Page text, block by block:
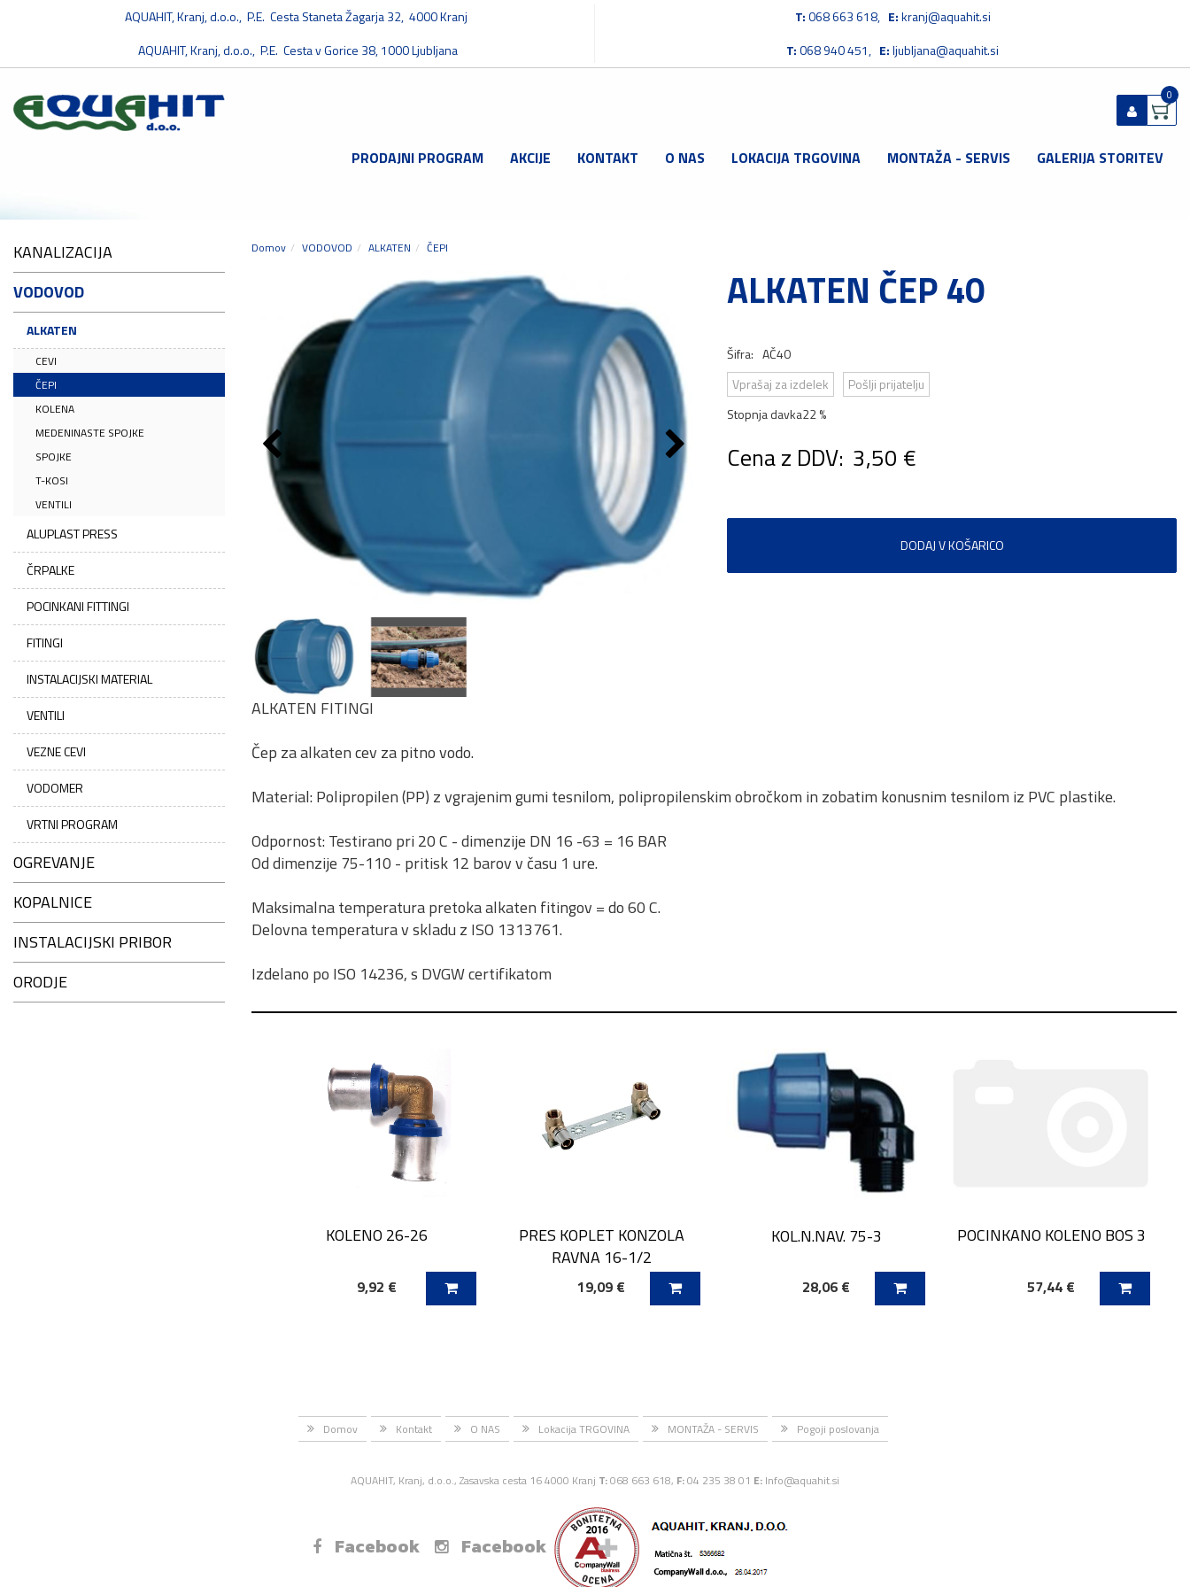
AQUAHIT, Kranj, d.o.o., P.E. Cesta Staneta Žagarja 32, 4000 Kranj
AQUAHIT, Kranj, d.o.o., P.E. Cesta v Gorice 38, 1000 Ljubljana
T:068 663 618, E:kranj@aquahit.si
T:068 940 451, E:ljubljana@aquahit.si
0
PRODAJNI PROGRAM AKCIJE KONTAKT O NAS LOKACIJA TRGOVINA MONTAŽA - SERVIS GALERIJA STORITEV
KANALIZACIJA
VODOVOD
ALKATEN
CEVI
ČEPI
KOLENA
MEDENINASTE SPOJKE
SPOJKE
T-KOSI
VENTILI
ALUPLAST PRESS
ČRPALKE
POCINKANI FITTINGI
FITINGI
INSTALACIJSKI MATERIAL
VENTILI
VEZNE CEVI
VODOMER
VRTNI PROGRAM
OGREVANJE
KOPALNICE
INSTALACIJSKI PRIBOR
ORODJE
Domov VODOVOD ALKATEN ČEPI
ALKATEN ČEP 40
Šifra: AČ40
Vprašaj za izdelek
Pošlji prijatelju
Stopnja davka22 %
Cena z DDV: 3,50 €
DODAJ V KOŠARICO
ALKATEN FITINGI
Čep za alkaten cev za pitno vodo.
Material: Polipropilen (PP) z vgrajenim gumi tesnilom, polipropilenskim obročkom in zobatim konusnim tesnilom iz PVC plastike.
Odpornost: Testirano pri 20 C - dimenzije DN 16 -63 = 16 BAR
Od dimenzije 75-110 - pritisk 12 barov v času 1 ure.
Maksimalna temperatura pretoka alkaten fitingov = do 60 C.
Delovna temperatura v skladu z ISO 1313761.
Izdelano po ISO 14236, s DVGW certifikatom
KOLENO 26-26
9,92 €
DODAJ V KOŠARICO
PRES KOPLET KONZOLA
RAVNA 16-1/2
19,09 €
DODAJ V KOŠARICO
KOL.N.NAV. 75-3
28,06 €
DODAJ V KOŠARICO
POCINKANO KOLENO BOS 3
57,44 €
DODAJ V KOŠARICO
Domov Kontakt O NAS Lokacija TRGOVINA MONTAŽA - SERVIS Pogoji poslovanja
AQUAHIT, Kranj, d.o.o., Zasavska cesta 16 4000 Kranj T:068 663 618, F:04 235 38 01 E: Info@aquahit.si
Facebook Facebook